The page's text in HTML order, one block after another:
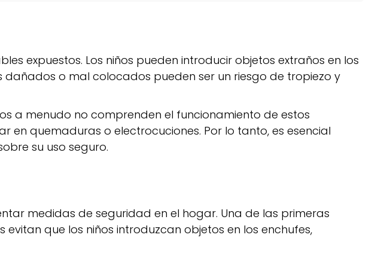
expuestos. Los niños pueden introducir objetos extraños en los
dañados o mal colocados pueden ser un riesgo de tropiezo y
a menudo no comprenden el funcionamiento de estos
en quemaduras o electrocuciones. Por lo tanto, es esencial
su uso seguro.
medidas de seguridad en el hogar. Una de las primeras
evitan que los niños introduzcan objetos en los enchufes,